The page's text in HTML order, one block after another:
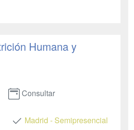
Humana y
Consultar
Madrid - Semipresencial